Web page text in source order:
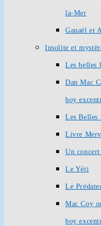
la-Mer
Ganaël et
Insolite et
Les belles
Dan Mac
boy
Les Belles
Livre
Un concert
Le Yéti
Le
Mac Coy
boy